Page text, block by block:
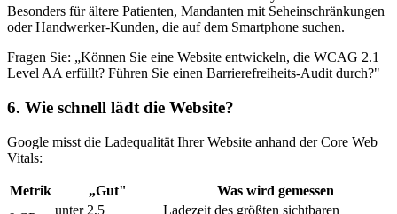
Besonders für ältere Patienten, Mandanten mit Seheinschränkungen
oder Handwerker-Kunden, die auf dem Smartphone suchen.
Fragen Sie: „Können Sie eine Website entwickeln, die WCAG 2.1
Level AA erfüllt? Führen Sie einen Barrierefreiheits-Audit durch?"
6. Wie schnell lädt die Website?
Google misst die Ladequalität Ihrer Website anhand der Core Web
Vitals:
Metrik „Gut"
Was wird gemessen
unter 2,5
Ladezeit des größten sichtbaren